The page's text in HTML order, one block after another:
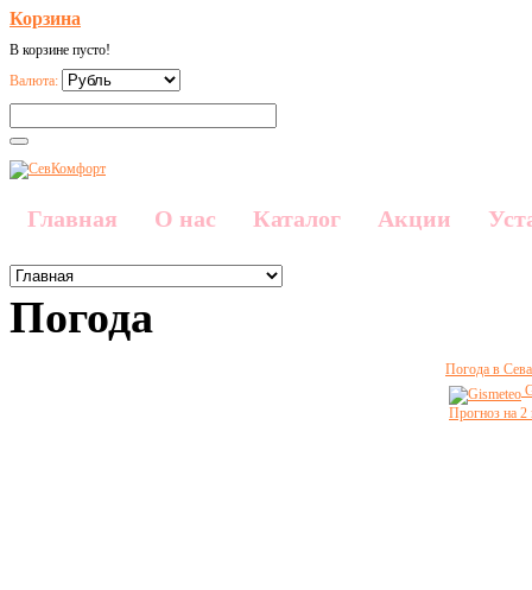
Корзина
В корзине пусто!
Валюта:
Главная О нас Каталог Акции
Погода
Погода в
Прогноз на 2